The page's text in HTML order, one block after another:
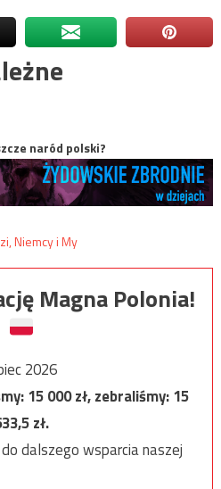
naród polski?
Magna Polonia!
2026
15 000zł, zebraliśmy:15
zł.
dalszego wsparcia naszej